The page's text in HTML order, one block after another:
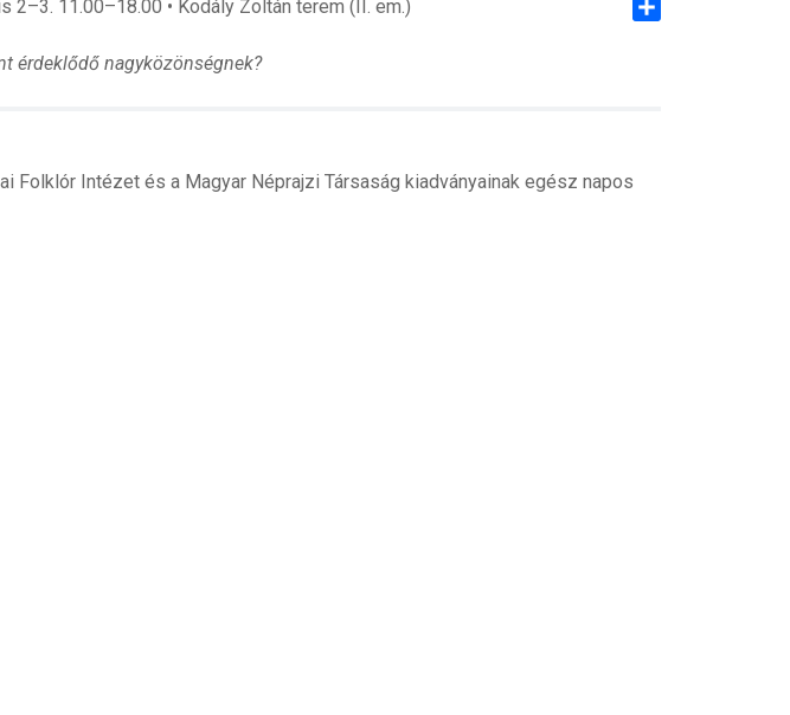
2–3. 11.00–18.00 • Kodály Zoltán terem (II. em.)
érdeklődő nagyközönségnek?
Folklór Intézet és a Magyar Néprajzi Társaság kiadványainak egész napos